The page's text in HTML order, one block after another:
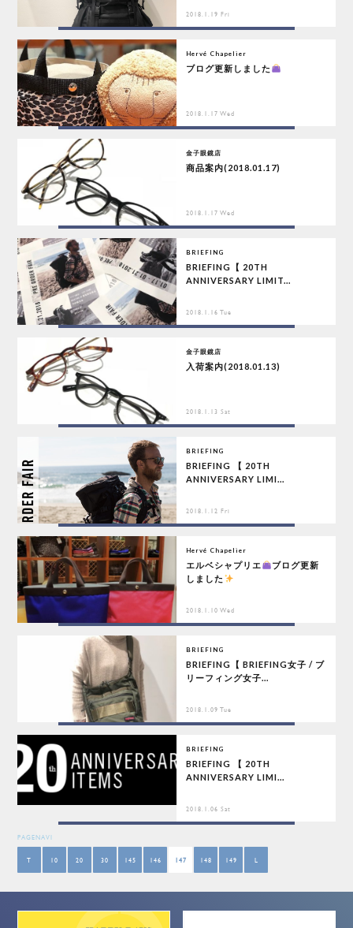
2018.1.19 Fri
Hervé Chapelier
ブログ更新しました
2018.1.17 Wed
金子眼鏡店
商品案内(2018.01.17)
2018.1.17 Wed
BRIEFING
BRIEFING【 20TH
ANNIVERSARY LIMIT...
2018.1.16 Tue
金子眼鏡店
入荷案内(2018.01.13)
2018.1.13 Sat
BRIEFING
BRIEFING 【 20TH
ANNIVERSARY LIMI...
2018.1.12 Fri
Hervé Chapelier
エルベシャプリエ
ブログ更新
しました
2018.1.10 Wed
BRIEFING
BRIEFING【 BRIEFING女子 / ブ
リーフィング女子...
2018.1.09 Tue
BRIEFING
BRIEFING 【 20TH
ANNIVERSARY LIMI...
2018.1.06 Sat
PAGENAVI
T 10 20 30 145 146 147 148 149 L